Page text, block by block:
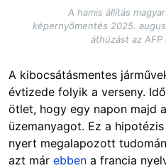
A hamis állítás
képernyőmentés 2025.
áthúzást az
A kibocsátásmentes
évtizede folyik a verseny.
ötlet, hogy egy napon majd
üzemanyagot. Ez a
nyert megalapozott
azt már ebben a francia